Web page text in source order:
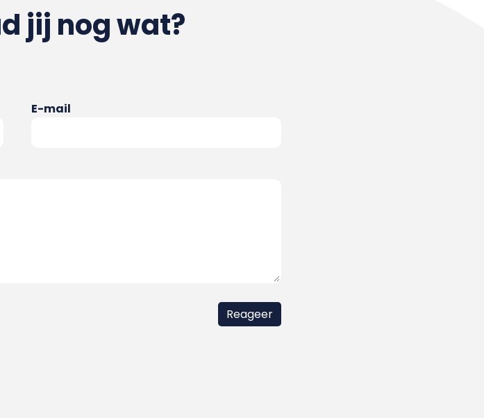
jij nog wat?
E-mail